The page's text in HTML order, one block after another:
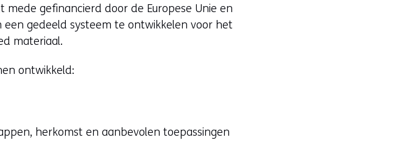
gefinancierd door de Europese Unie en
gedeeld systeem te ontwikkelen voor het
materiaal.
ontwikkeld:
herkomst en aanbevolen toepassingen